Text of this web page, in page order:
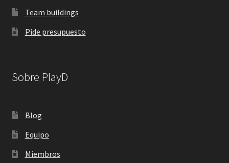
Team buildings
Pide presupuesto
Sobre PlayD
Blog
Equipo
Miembros